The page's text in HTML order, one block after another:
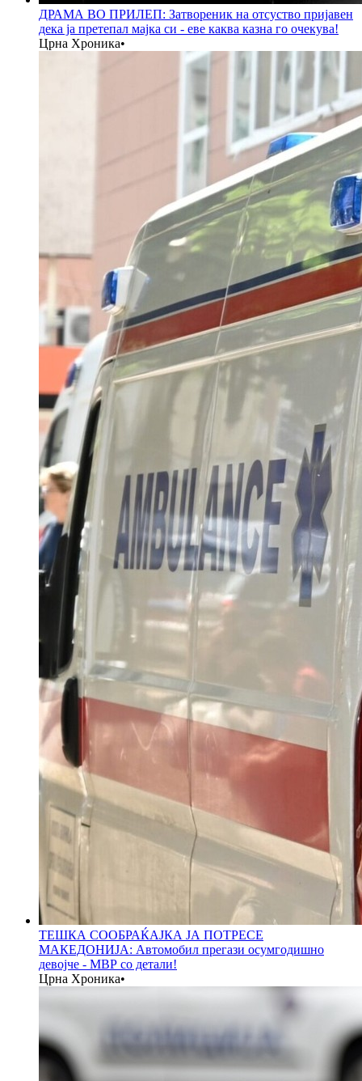
ДРАМА ВО ПРИЛЕП: Затвореник на отсуство пријавен
дека ја претепал мајка си - еве каква казна го очекува!
Црна Хроника•
ТЕШКА СООБРАЌАЈКА ЈА ПОТРЕСЕ
МАКЕДОНИЈА: Автомобил прегази осумгодишно
девојче - МВР со детали!
Црна Хроника•